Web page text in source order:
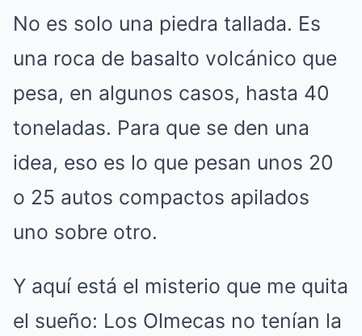
No es solo una piedra tallada. Es
una roca de basalto volcánico que
pesa, en algunos casos, hasta 40
toneladas. Para que se den una
idea, eso es lo que pesan unos 20
o 25 autos compactos apilados
uno sobre otro.
Y aquí está el misterio que me quita
el sueño: Los Olmecas no tenían la